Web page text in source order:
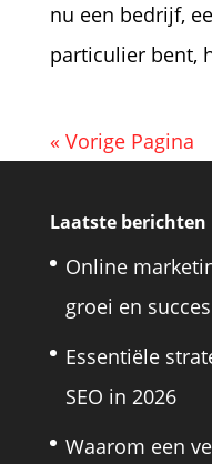
nu een bedrijf,
particulier bent,
« Vorige Pagina
Laatste berichten
Online
groei en succes
Essentiële
SEO in 2026
Waarom een